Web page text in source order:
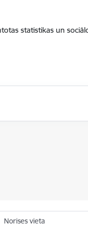
statistikas un
Norises vieta